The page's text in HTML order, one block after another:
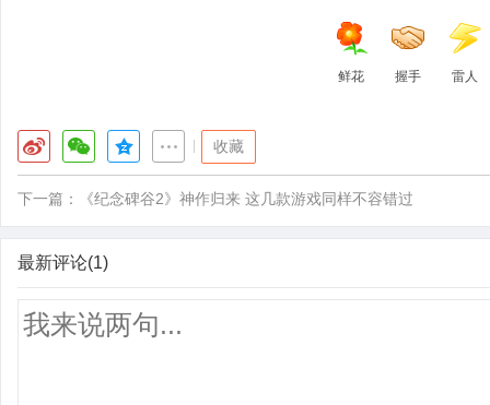
鲜花 握手 雷人
收藏
下一篇： 《纪念碑谷2》神作归来 这几款游戏同样不容错过
最新评论(1)